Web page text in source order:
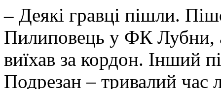
– Деякі гравці пішли.
Пилиповець у ФК Лубни,
виїхав за кордон. Інший
Подрезан – тривалий час